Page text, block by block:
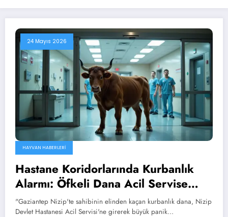
24 Mayıs 2026
HAYVAN HABERLERI
Hastane Koridorlarında Kurbanlık
Alarmı: Öfkeli Dana Acil Servise
Girdi!
"Gaziantep Nizip'te sahibinin elinden kaçan kurbanlık dana, Nizip
Devlet Hastanesi Acil Servisi'ne girerek büyük panik…